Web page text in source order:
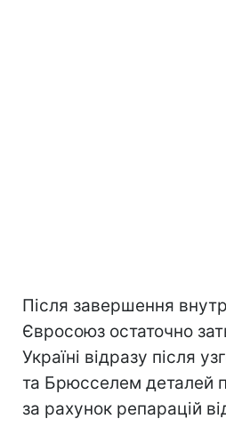
Після завершення
Євросоюз остаточно
Україні відразу після
та Брюсселем деталей
за рахунок репарацій